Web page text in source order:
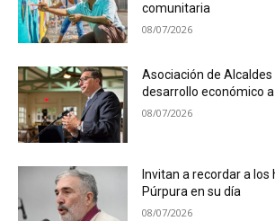
comunitaria
08/07/2026
Asociación de Alcaldes
desarrollo económico a
08/07/2026
Invitan a recordar a
Púrpura en su día
08/07/2026